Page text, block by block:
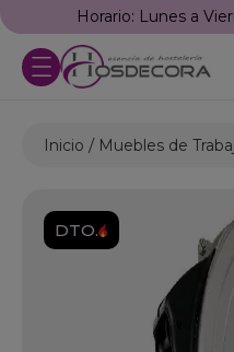
Horario: Lunes a
Inicio Muebles de
DTO.